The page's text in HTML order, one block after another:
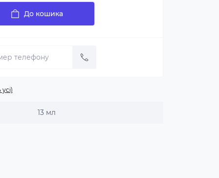
До кошика
13 мл